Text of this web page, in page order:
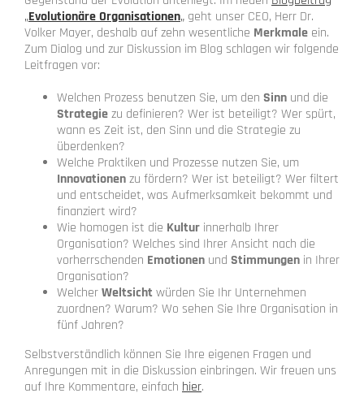
„Evolutionäre Organisationen„ geht unser CEO, Herr Dr.
Volker Mayer, deshalb auf zehn wesentliche Merkmale ein.
Zum Dialog und zur Diskussion im Blog schlagen wir folgende
Leitfragen vor:
Welchen Prozess benutzen Sie, um den Sinn und die
Strategiezu definieren? Wer ist beteiligt? Wer spürt,
wann es Zeit ist, den Sinn und die Strategie zu
überdenken?
Welche Praktiken und Prozesse nutzen Sie, um
Innovationenzu fördern? Wer ist beteiligt? Wer filtert
und entscheidet, was Aufmerksamkeit bekommt und
finanziert wird?
Wie homogen ist die Kultur innerhalb Ihrer
Organisation? Welches sind Ihrer Ansicht nach die
vorherrschenden Emotionen und Stimmungen in Ihrer
Organisation?
WelcherWeltsichtwürden Sie Ihr Unternehmen
zuordnen? Warum? Wo sehen Sie Ihre Organisation in
fünf Jahren?
Selbstverständlich können Sie Ihre eigenen Fragen und
Anregungen mit in die Diskussion einbringen. Wir freuen uns
auf Ihre Kommentare, einfach hier.